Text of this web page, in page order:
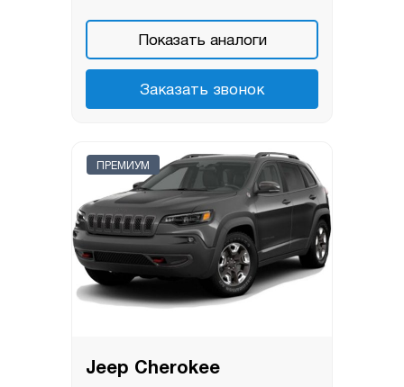
Показать аналоги
Заказать звонок
ПРЕМИУМ
Jeep Cherokee